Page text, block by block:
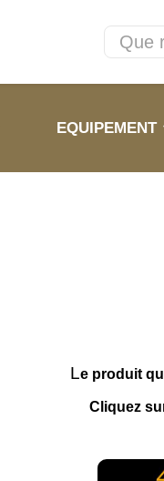
EQUIPEMENT
Le produit
Cliquez